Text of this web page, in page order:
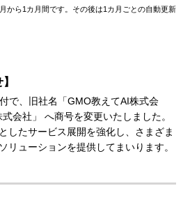
から1カ月間です。その後は1カ月ごとの自動更新
で、旧社名「GMO教えてAI株式会
会社」 へ商号を変更いたしました。
したサービス展開を強化し、さまざま
リューションを提供してまいります。